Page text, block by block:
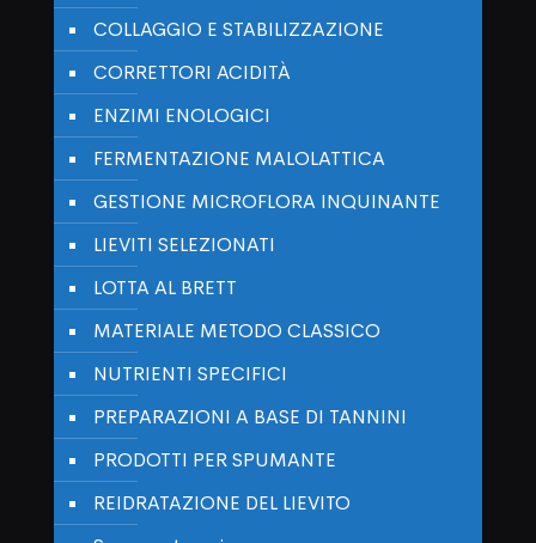
COLLAGGIO E STABILIZZAZIONE
CORRETTORI ACIDITÀ
ENZIMI ENOLOGICI
FERMENTAZIONE MALOLATTICA
GESTIONE MICROFLORA INQUINANTE
LIEVITI SELEZIONATI
LOTTA AL BRETT
MATERIALE METODO CLASSICO
NUTRIENTI SPECIFICI
PREPARAZIONI A BASE DI TANNINI
PRODOTTI PER SPUMANTE
REIDRATAZIONE DEL LIEVITO